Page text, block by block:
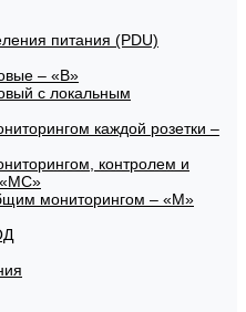
питания (PDU)
– «В»
с локальным
каждой розетки –
контролем и
«МС»
мониторингом – «М»